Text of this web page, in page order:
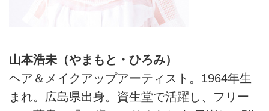
山本浩未（やまもと・ひろみ）
ヘア＆メイクアップアーティスト。1964年生
まれ。広島県出身。資生堂で活躍し、フリー